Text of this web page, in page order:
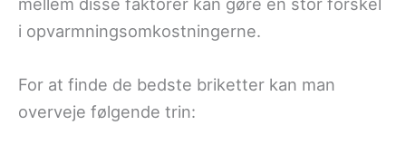
i opvarmningsomkostningerne.
For at finde de bedste briketter kan man
overveje følgende trin: